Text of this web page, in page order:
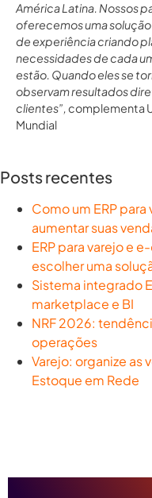
América Latina. Nossos
oferecemos uma
de experiência criando
necessidades de cada
estão. Quando eles se
observam resultados
clientes”,complementa
Mundial
Posts recentes
Como um ERP
aumentar suas
ERP para varejo e
escolher uma
Sistema integrado
marketplace e BI
NRF 2026:
operações
Varejo: organize as
Estoque em Rede